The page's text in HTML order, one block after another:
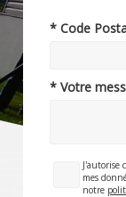
* Code
* Votre
J'autorise
mes
notre